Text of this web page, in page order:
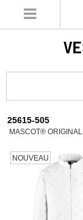
25615-505
MASCOT®
NOUVEAU